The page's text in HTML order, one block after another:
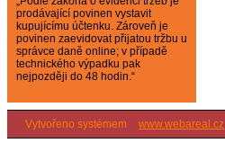
prodávající povinen vystavit
kupujícímu účtenku. Zároveň je
povinen zaevidovat přijatou tržbu u
správce daně online; v případě
technického výpadku pak
nejpozději do 48 hodin.“
Vytvořeno systémem www.webareal.cz